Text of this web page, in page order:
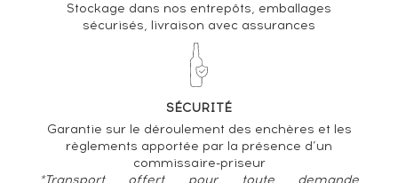
Stockage dans nos entrepôts, emballages
sécurisés, livraison avec assurances
SÉCURITÉ
Garantie sur le déroulement des enchères et les
règlements apportée par la présence d’un
commissaire-priseur